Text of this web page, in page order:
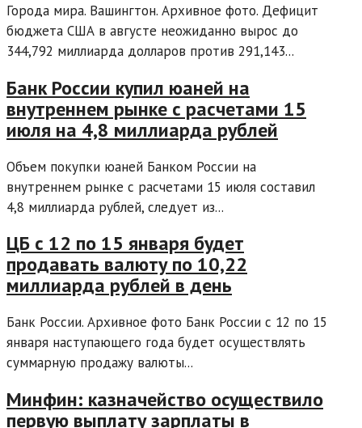
Города мира. Вашингтон. Архивное фото. Дефицит
бюджета США в августе неожиданно вырос до
344,792 миллиарда долларов против 291,143...
Банк России купил юаней на
внутреннем рынке с расчетами 15
июля на 4,8 миллиарда рублей
Объем покупки юаней Банком России на
внутреннем рынке с расчетами 15 июля составил
4,8 миллиарда рублей, следует из...
ЦБ с 12 по 15 января будет
продавать валюту по 10,22
миллиарда рублей в день
Банк России. Архивное фото Банк России с 12 по 15
января наступающего года будет осуществлять
суммарную продажу валюты...
Минфин: казначейство осуществило
первую выплату зарплаты в